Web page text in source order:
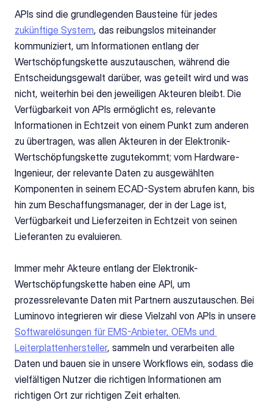
zukünftige System, das reibungslos miteinander
kommuniziert, um Informationen entlang der
Wertschöpfungskette auszutauschen, während die
Entscheidungsgewalt darüber, was geteilt wird und was
nicht, weiterhin bei den jeweiligen Akteuren bleibt. Die
Verfügbarkeit von APIs ermöglicht es, relevante
Informationen in Echtzeit von einem Punkt zum anderen
zu übertragen, was allen Akteuren in der Elektronik-
Wertschöpfungskette zugutekommt; vom Hardware-
Ingenieur, der relevante Daten zu ausgewählten
Komponenten in seinem ECAD-System abrufen kann, bis
hin zum Beschaffungsmanager, der in der Lage ist,
Verfügbarkeit und Lieferzeiten in Echtzeit von seinen
Lieferanten zu evaluieren.
Immer mehr Akteure entlang der Elektronik-
Wertschöpfungskette haben eine API, um
prozessrelevante Daten mit Partnern auszutauschen. Bei
Softwarelösungen für EMS-Anbieter, OEMs und
Leiterplattenhersteller, sammeln und verarbeiten alle
Daten und bauen sie in unsere Workflows ein, sodass die
vielfältigen Nutzer die richtigen Informationen am
richtigen Ort zur richtigen Zeit erhalten.